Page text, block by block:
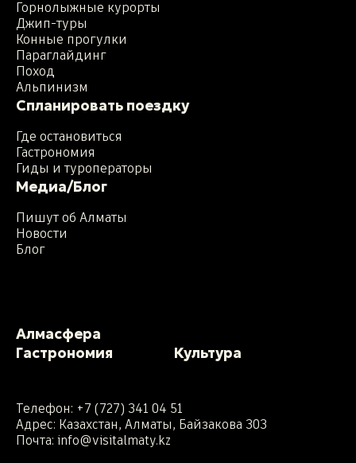
Горнолыжные курорты
Джип-туры
Конные прогулки
Параглайдинг
Поход
Альпинизм
Спланировать поездку
Где остановиться
Гастрономия
Гиды и туроператоры
Медиа/Блог
Пишут об Алматы
Новости
Блог
Алмасфера
Гастрономия
Культура
Телефон: +7 (727) 341 04 51
Адрес: Казахстан, Алматы, Байзакова 303
Почта: info@visitalmaty.kz